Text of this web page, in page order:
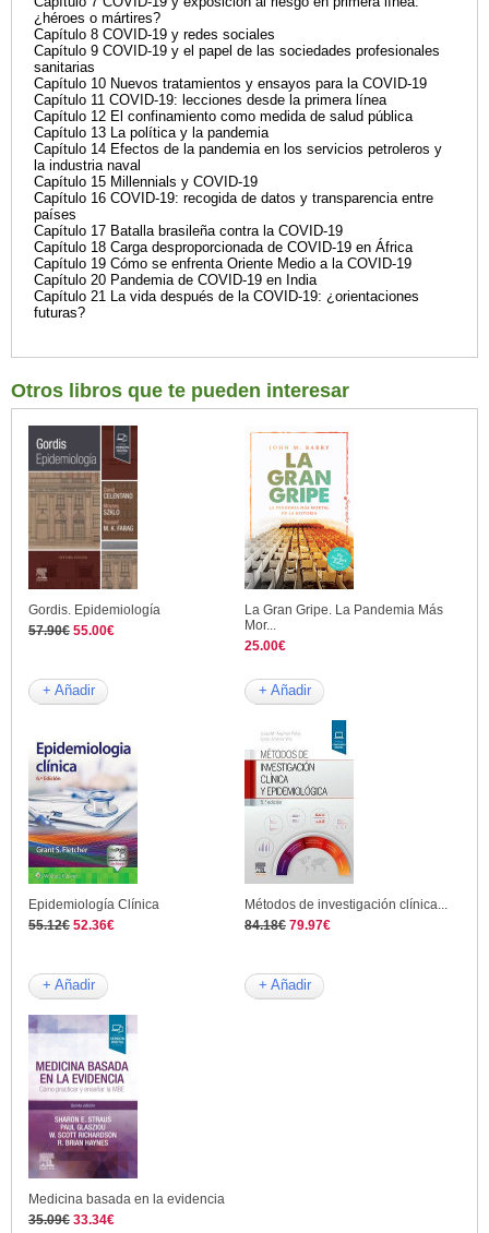
¿héroes o mártires?
Capítulo 8 COVID-19 y redes sociales
Capítulo 9 COVID-19 y el papel de las sociedades profesionales
sanitarias
Capítulo 10 Nuevos tratamientos y ensayos para la COVID-19
Capítulo 11 COVID-19: lecciones desde la primera línea
Capítulo 12 El confinamiento como medida de salud pública
Capítulo 13 La política y la pandemia
Capítulo 14 Efectos de la pandemia en los servicios petroleros y
la industria naval
Capítulo 15 Millennials y COVID-19
Capítulo 16 COVID-19: recogida de datos y transparencia entre
países
Capítulo 17 Batalla brasileña contra la COVID-19
Capítulo 18 Carga desproporcionada de COVID-19 en África
Capítulo 19 Cómo se enfrenta Oriente Medio a la COVID-19
Capítulo 20 Pandemia de COVID-19 en India
Capítulo 21 La vida después de la COVID-19: ¿orientaciones
futuras?
Otros libros que te pueden interesar
Gordis. Epidemiología
57.90€ 55.00€
+ Añadir
La Gran Gripe. La Pandemia Más
Mor...
25.00€
+ Añadir
Epidemiología Clínica
55.12€ 52.36€
+ Añadir
Métodos de investigación clínica...
84.18€ 79.97€
+ Añadir
Medicina basada en la evidencia
35.09€ 33.34€